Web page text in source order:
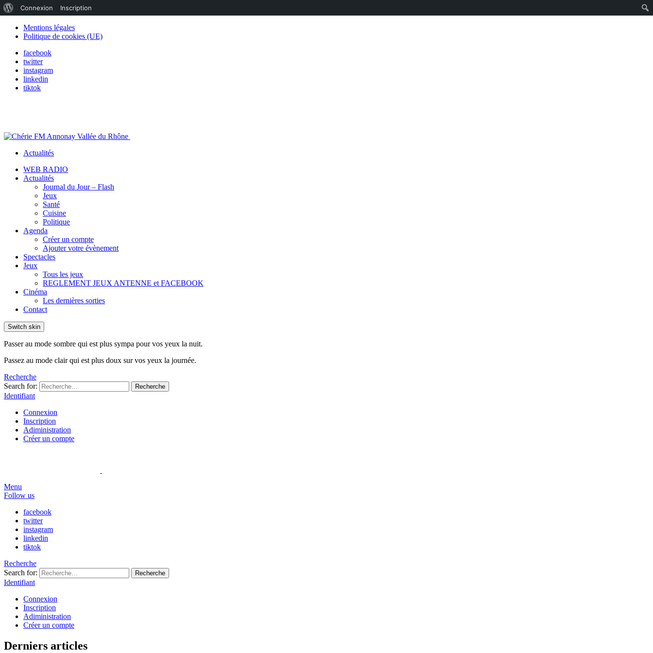
Mentions légales
Politique de cookies (UE)
facebook
twitter
instagram
linkedin
tiktok
Actualités
WEB RADIO
Actualités
Journal du Jour – Flash
Jeux
Santé
Cuisine
Politique
Agenda
Créer un compte
Ajouter votre évènement
Spectacles
Jeux
Tous les jeux
REGLEMENT JEUX ANTENNE et FACEBOOK
Cinéma
Les dernières sorties
Contact
Switch skin
Passer au mode sombre qui est plus sympa pour vos yeux la nuit.
Passez au mode clair qui est plus doux sur vos yeux la journée.
Recherche
Search for:
Recherche
Identifiant
Connexion
Inscription
Adiministration
Créer un compte
Menu
Follow us
facebook
twitter
instagram
linkedin
tiktok
Recherche
Search for:
Recherche
Identifiant
Connexion
Inscription
Adiministration
Créer un compte
Derniers articles
de
WordPress
Connexion Inscription